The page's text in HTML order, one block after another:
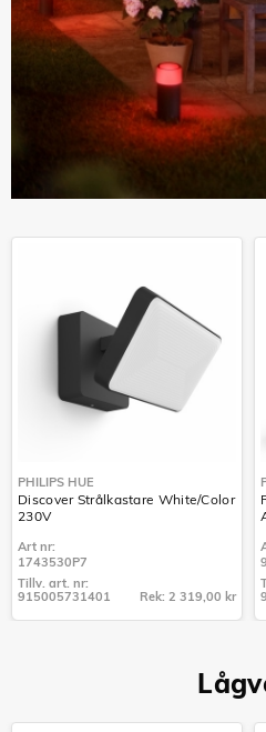
PHILIPS HUE
Discover Strålkastare White/Color
230V
Art nr:
1743530P7
915005731401
Tillv. art. nr:
915005731401
Rek: 2 319,00 kr